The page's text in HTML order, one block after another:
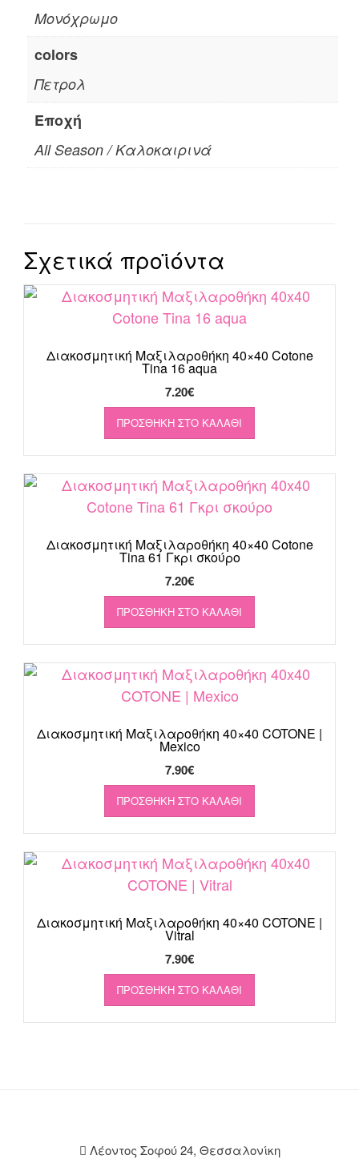
Μονόχρωμο
colors
Πετρoλ
Εποχή
All Season / Καλοκαιρινά
Σχετικά προϊόντα
Διακοσμητική Μαξιλαροθήκη 40×40 Cotone
Tina 16 aqua
7.20€
ΠΡΟΣΘΉΚΗ ΣΤΟ ΚΑΛΆΘΙ
Διακοσμητική Μαξιλαροθήκη 40×40 Cotone
Tina 61 Γκρι σκούρο
7.20€
ΠΡΟΣΘΉΚΗ ΣΤΟ ΚΑΛΆΘΙ
Διακοσμητική Μαξιλαροθήκη 40×40 COTONE |
Mexico
7.90€
ΠΡΟΣΘΉΚΗ ΣΤΟ ΚΑΛΆΘΙ
Διακοσμητική Μαξιλαροθήκη 40×40 COTONE |
Vitral
7.90€
ΠΡΟΣΘΉΚΗ ΣΤΟ ΚΑΛΆΘΙ
Λέοντος Σοφού 24, Θεσσαλονίκη